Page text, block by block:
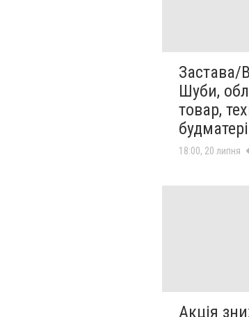
Застава/
Шуби,
товар,
18:00, 20 липня
Акція